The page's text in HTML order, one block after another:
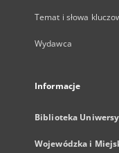
Temat i słowa
Wydawca
Informacje
Biblioteka
Wojewódzka i